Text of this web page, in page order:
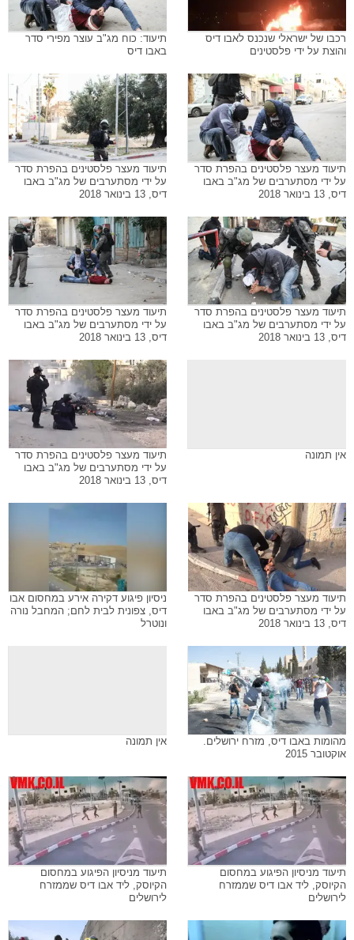
רכבו של ישראלי שנכנס לאבו דיס
והוצת על ידי פלסטינים
תיעוד: כוח מג"ב עוצר מפירי סדר
באבו דיס
תיעוד מעצר פלסטינים בהפרת סדר
על ידי מסתערבים של מג"ב באבו
דיס, 13 בינואר 2018
תיעוד מעצר פלסטינים בהפרת סדר
על ידי מסתערבים של מג"ב באבו
דיס, 13 בינואר 2018
תיעוד מעצר פלסטינים בהפרת סדר
על ידי מסתערבים של מג"ב באבו
דיס, 13 בינואר 2018
תיעוד מעצר פלסטינים בהפרת סדר
על ידי מסתערבים של מג"ב באבו
דיס, 13 בינואר 2018
אין תמונה
תיעוד מעצר פלסטינים בהפרת סדר
על ידי מסתערבים של מג"ב באבו
דיס, 13 בינואר 2018
תיעוד מעצר פלסטינים בהפרת סדר
על ידי מסתערבים של מג"ב באבו
דיס, 13 בינואר 2018
ניסיון פיגוע דקירה אירע במחסום אבו
דיס, צפונית לבית לחם; המחבל נורה
ונוטרל
מהומות באבו דיס, מזרח ירושלים.
אוקטובר 2015
אין תמונה
תיעוד מניסיון הפיגוע במחסום
הקיוסק, ליד אבו דיס שממזרח
לירושלים
תיעוד מניסיון הפיגוע במחסום
הקיוסק, ליד אבו דיס שממזרח
לירושלים